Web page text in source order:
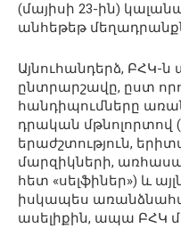
(մայիսի 23-ին)
անհեթեթ
Այնուհանդերձ, ԲՀԿ-
ընտրարշավը, ըստ
հանդիպումները
դրական մթնոլորտով
երաժշտություն,
մարզիկների,
հետ «սելֆիներ») և
իսկապես
ասելիքին, ապա ԲՀԿ